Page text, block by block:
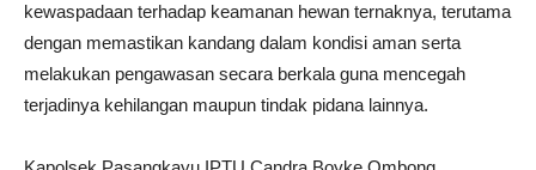
kewaspadaan terhadap keamanan hewan ternaknya, terutama
dengan memastikan kandang dalam kondisi aman serta
melakukan pengawasan secara berkala guna mencegah
terjadinya kehilangan maupun tindak pidana lainnya.